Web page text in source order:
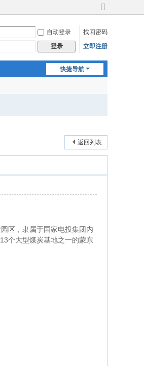
切
到
宽
自动登录
找回密码
登录 立即注册
快捷导航
返回列表
区，隶属于国家电投集团内
个大型煤炭基地之一的蒙东